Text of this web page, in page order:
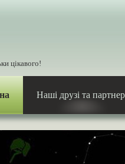
цікавого!
Наші друзі та